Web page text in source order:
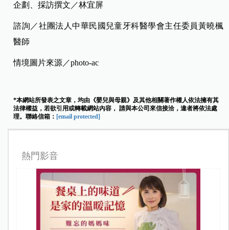
企劃、採訪撰文／林宜屏
諮詢／社團法人中華民國兒童牙科醫學會主任委員黃曉楓
醫師
情境圖片來源／photo-ac
*本網站所發表之文章，均由《嬰兒與母親》及其他相關著作權人依法擁有其
法律權益，若欲引用或轉載網站內容， 請與本公司來信接洽，違者將依法處
理。聯絡信箱： [email protected]
熱門影音